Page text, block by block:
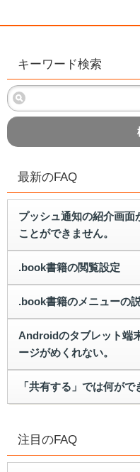
キーワード検索
最新のFAQ
プッシュ通知の紹介画
ことができません。
.book書籍の閲覧設定
.book書籍のメニューの
Androidのタブレット端
ージがめくれない。
「共有する」では何がで
注目のFAQ